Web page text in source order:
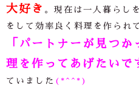
大好き 。現在は一人暮らし
をして効率良く料理を作られ
「パートナーが見つ
理を作ってあげたいで
ていました (*^^*)